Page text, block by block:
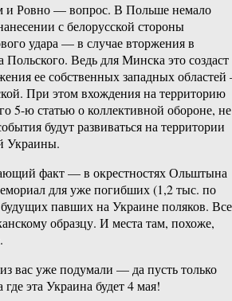
Ровно — вопрос. В Польше немало
с белорусской стороны
удара — в случае вторжения в
Ведь для Минска это создаст
ее собственных западных областей
При этом вхождения на территорию
ю статью о коллективной обороне, не
будут развиваться на территории
Украины.
факт — в окрестностях Ольштына
для уже погибших (1,2 тыс. по
павших на Украине поляков. Все
образцу. И места там, похоже,
вас уже подумали — да пусть только
эта Украина будет 4 мая!